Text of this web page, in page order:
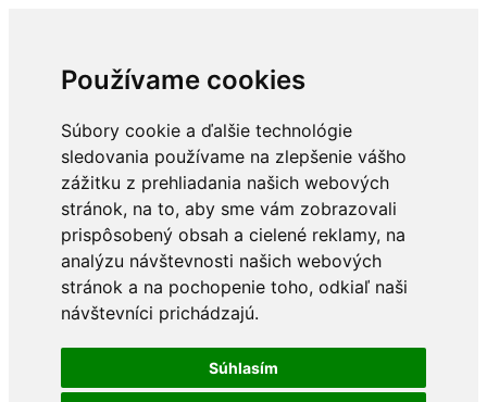
Používame cookies
Súbory cookie a ďalšie technológie
sledovania používame na zlepšenie vášho
zážitku z prehliadania našich webových
stránok, na to, aby sme vám zobrazovali
prispôsobený obsah a cielené reklamy, na
analýzu návštevnosti našich webových
stránok a na pochopenie toho, odkiaľ naši
návštevníci prichádzajú.
Súhlasím